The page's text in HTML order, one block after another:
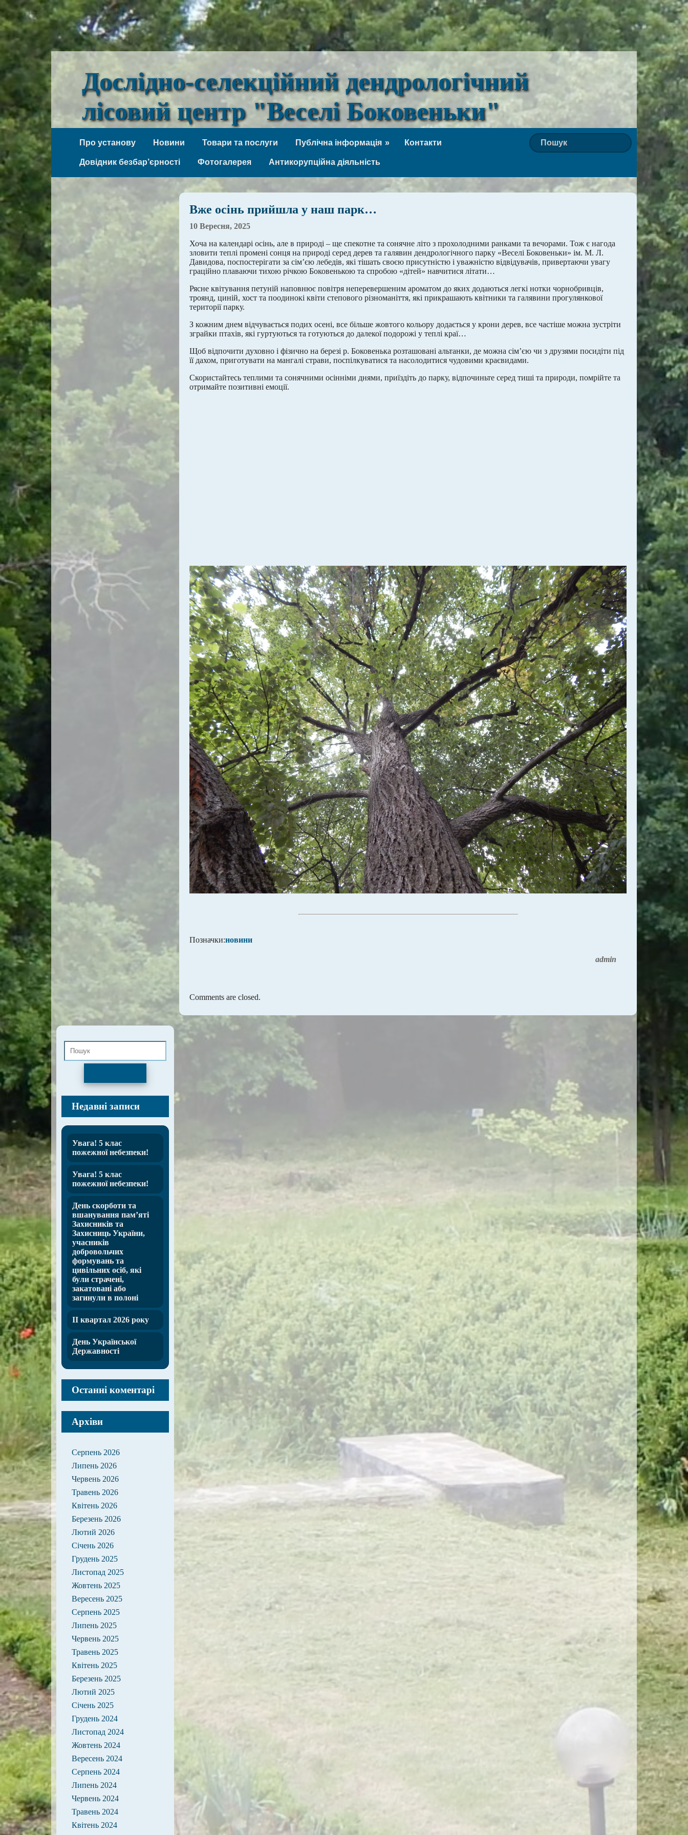
Дослідно-селекційний дендрологічний
лісовий центр "Веселі Боковеньки"
Про установу
Новини Товари та послуги Публічна інформація Контакти
Довідник безбар’єрності Фотогалерея Антикорупційна діяльність
Вже осінь прийшла у наш парк…
10 Вересня, 2025
Хоча на календарі осінь, але в природі – ще спекотне та сонячне літо з прохолодними ранками та вечорами. Тож є нагода
зловити теплі промені сонця на природі серед дерев та галявин дендрологічного парку «Веселі Боковеньки» ім. М. Л.
Давидова, поспостерігати за сім’єю лебедів, які тішать своєю присутністю і уважністю відвідувачів, привертаючи увагу
граційно плаваючи тихою річкою Боковенькою та спробою «дітей» навчитися літати…
Рясне квітування петуній наповнює повітря неперевершеним ароматом до яких додаються легкі нотки чорнобривців,
троянд, циній, хост та поодинокі квіти степового різноманіття, які прикрашають квітники та галявини прогулянкової
території парку.
З кожним днем відчувається подих осені, все більше жовтого кольору додається у крони дерев, все частіше можна зустріти
зграйки птахів, які гуртуються та готуються до далекої подорожі у теплі краї…
Щоб відпочити духовно і фізично на березі р. Боковенька розташовані альтанки, де можна сім’єю чи з друзями посидіти під
її дахом, приготувати на мангалі страви, поспілкуватися та насолодитися чудовими краєвидами.
Скористайтесь теплими та сонячними осінніми днями, приїздіть до парку, відпочиньте серед тиші та природи, помрійте та
отримайте позитивні емоції.
Позначки:новини
admin
Comments are closed.
Недавні записи
Увага! 5 клас
пожежної небезпеки!
Увага! 5 клас
пожежної небезпеки!
День скорботи та
вшанування пам’яті
Захисників та
Захисниць України,
учасників
добровольчих
формувань та
цивільних осіб, які
були страчені,
закатовані або
загинули в полоні
ІІ квартал 2026 року
День Української
Державності
Останні коментарі
Архіви
Серпень 2026
Липень 2026
Червень 2026
Травень 2026
Квітень 2026
Березень 2026
Лютий 2026
Січень 2026
Грудень 2025
Листопад 2025
Жовтень 2025
Вересень 2025
Серпень 2025
Липень 2025
Червень 2025
Травень 2025
Квітень 2025
Березень 2025
Лютий 2025
Січень 2025
Грудень 2024
Листопад 2024
Жовтень 2024
Вересень 2024
Серпень 2024
Липень 2024
Червень 2024
Травень 2024
Квітень 2024